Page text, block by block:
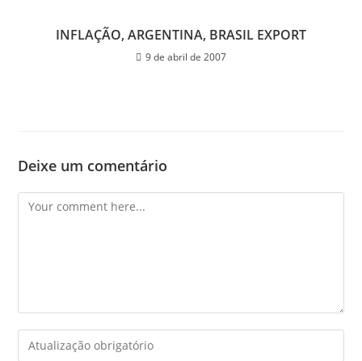
INFLAÇÃO, ARGENTINA, BRASIL EXPORT
9 de abril de 2007
Deixe um comentário